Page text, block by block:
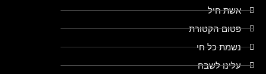
אשת חיל
פטום הקטורת
נשמת כל חי
עלינו לשבח